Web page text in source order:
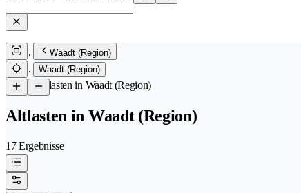
Waadt (Region)
Waadt (Region)
/Altlasten in Waadt (Region)
Altlasten in Waadt (Region)
17 Ergebnisse